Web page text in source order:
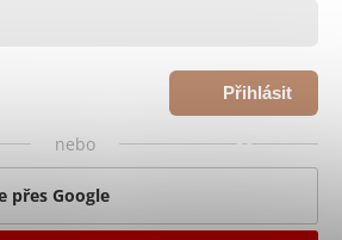
Přihlásit
nebo
přes Google